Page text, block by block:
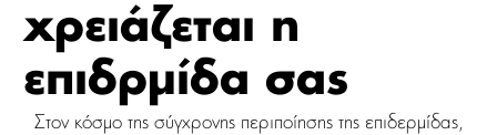
χρειάζεται η
επιδρμίδα σας
Στον κόσμο της σύγχρονης περιποίησης της επιδερμίδας,